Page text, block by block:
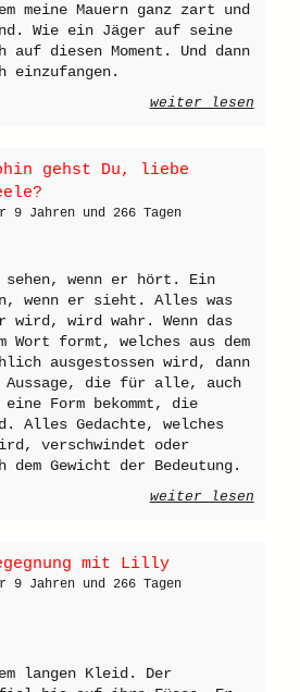
meine Mauern ganz zart und
Wie ein Jäger auf seine
diesen Moment. Und dann
einzufangen.
weiter lesen
gehst Du, liebe
9 Jahren und 266 Tagen
wenn er hört. Ein
wenn er sieht. Alles was
wird, wird wahr. Wenn das
Wort formt, welches aus dem
ausgestossen wird, dann
die für alle, auch
Form bekommt, die
Alles Gedachte, welches
verschwindet oder
Gewicht der Bedeutung.
weiter lesen
mit Lilly
9 Jahren und 266 Tagen
langen Kleid. Der